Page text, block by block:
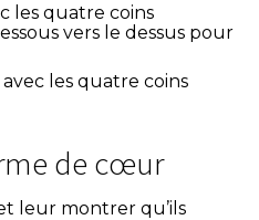
les quatre coins
vers le dessus pour
les quatre coins
de cœur
leur montrer qu’ils